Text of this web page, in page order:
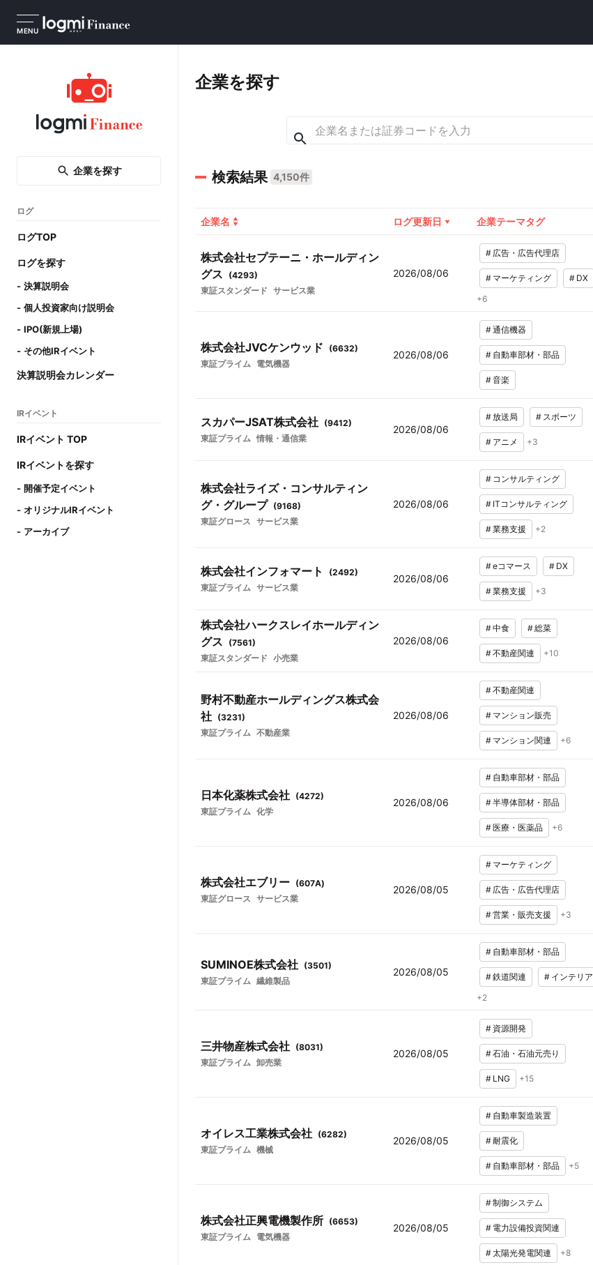
MENU
企業を探す
ログ
ログTOP
ログを探す
決算説明会
個人投資家向け説明会
IPO(新規上場)
その他IRイベント
決算説明会カレンダー
IRイベント
IRイベント TOP
IRイベントを探す
開催予定イベント
オリジナルIRイベント
アーカイブ
企業を探す
検索結果 4,150件
企業名 ログ更新日 企業テーマタグ
株式会社セプテーニ・ホールディン
グス
(4293)
東証スタンダード サービス業
2026/08/06
# 広告・広告代理店
# マーケティング # DX
+6
株式会社JVCケンウッド (6632)
東証プライム 電気機器
2026/08/06
#通信機器
# 自動車部材・部品
#音楽
スカパーJSAT株式会社 (9412)
東証プライム 情報・通信業
2026/08/06
#放送局 # スポーツ
# アニメ +3
株式会社ライズ・コンサルティン
グ・グループ (9168)
東証グロース サービス業
2026/08/06
# コンサルティング
# ITコンサルティング
#業務支援 +2
株式会社インフォマート (2492)
東証プライム サービス業
2026/08/06
#eコマース # DX
#業務支援 +3
株式会社ハークスレイホールディン
グス
(7561)
東証スタンダード 小売業
2026/08/06
#中食 #総菜
#不動産関連 +10
野村不動産ホールディングス株式会
社 (3231)
東証プライム 不動産業
2026/08/06
#不動産関連
# マンション販売
# マンション関連 +6
日本化薬株式会社 (4272)
東証プライム 化学
2026/08/06
# 自動車部材・部品
#半導体部材・部品
#医療・医薬品 +6
株式会社エブリー (607A)
東証グロース サービス業
2026/08/05
# マーケティング
# 広告・広告代理店
#営業・販売支援 +3
SUMINOE株式会社 (3501)
東証プライム 繊維製品
2026/08/05
# 自動車部材・部品
#鉄道関連 # インテリア
+2
三井物産株式会社 (8031)
東証プライム 卸売業
2026/08/05
# 資源開発
#石油・石油元売り
# LNG +15
オイレス工業株式会社 (6282)
東証プライム 機械
2026/08/05
# 自動車製造装置
#耐震化
# 自動車部材・部品 +5
株式会社正興電機製作所 (6653)
東証プライム 電気機器
2026/08/05
#制御システム
# 電力設備投資関連
#太陽光発電関連 +8